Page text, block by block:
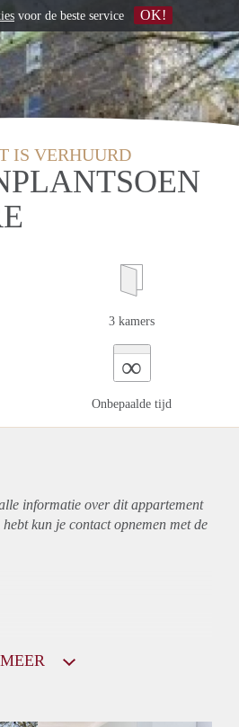
IS VERHUURD
3 kamers
∞
Onbepaalde tijd
informatie over ditappartement
kun je contact opnemen met de
MEER
voor de beste service OK!